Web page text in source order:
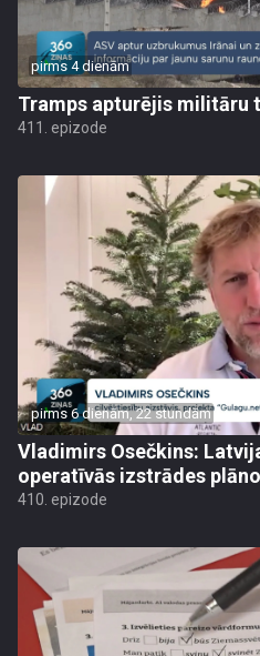
pirms 4 dienām
Tramps apturējis militāru
411. epizode
pirms 6 dienām, 22 stundām
Vladimirs Osečkins:
operatīvās izstrādes
410. epizode